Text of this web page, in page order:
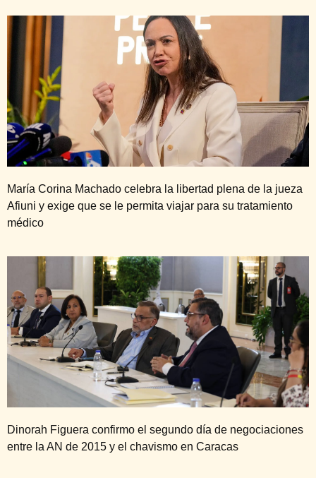
María Corina Machado celebra la libertad plena de la jueza
Afiuni y exige que se le permita viajar para su tratamiento
médico
Dinorah Figuera confirmo el segundo día de negociaciones
entre la AN de 2015 y el chavismo en Caracas